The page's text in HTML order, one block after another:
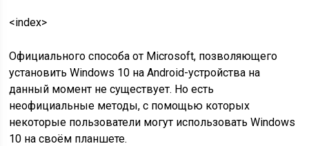
<index>
Официального способа от Microsoft, позволяющего
установить Windows 10 на Android-устройства на
данный момент не существует. Но есть
неофициальные методы, с помощью которых
некоторые пользователи могут использовать Windows
10 на своём планшете.